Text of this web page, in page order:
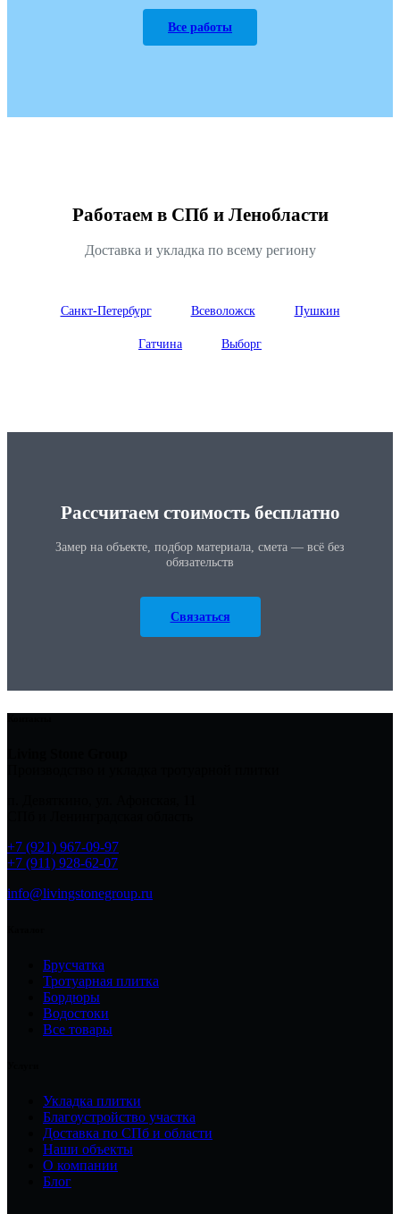
Все работы
Работаем в СПб и Ленобласти
Доставка и укладка по всему региону
Санкт-Петербург Всеволожск Пушкин
Гатчина Выборг
Рассчитаем стоимость бесплатно
Замер на объекте, подбор материала, смета — всё без
обязательств
Связаться
+7 (921) 967-09-97
+7 (911) 928-62-07
info@livingstonegroup.ru
Брусчатка
Тротуарная плитка
Бордюры
Водостоки
Все товары
Укладка плитки
Благоустройство участка
Доставка по СПб и области
Наши объекты
О компании
Блог